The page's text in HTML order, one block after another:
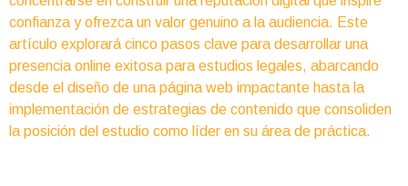
confianza y ofrezca un valor genuino a la audiencia. Este
artículo explorará cinco pasos clave para desarrollar una
presencia online exitosa para estudios legales, abarcando
desde el diseño de una página web impactante hasta la
implementación de estrategias de contenido que consoliden
la posición del estudio como líder en su área de práctica.